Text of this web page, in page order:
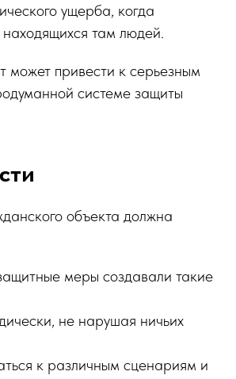
ущерба, когда
там людей.
может привести к серьезным
системе защиты
объекта должна
меры создавали такие
не нарушая ничьих
к различным сценариям и